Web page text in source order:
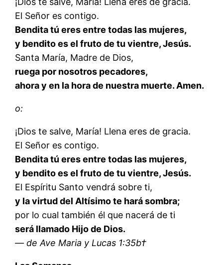
El Señor es contigo.
Bendita tú eres entre todas las mujeres,
y bendito es el fruto de tu vientre, Jesús.
Santa María, Madre de Dios,
ruega por nosotros pecadores,
ahora y en la hora de nuestra muerte. Amen.
o:
¡Dios te salve, María! Llena eres de gracia.
El Señor es contigo.
Bendita tú eres entre todas las mujeres,
y bendito es el fruto de tu vientre, Jesús.
El Espíritu Santo vendrá sobre ti,
y la virtud del Altísimo te hará sombra;
por lo cual también él que nacerá de ti
será llamado Hijo de Dios.
— de Ave Maria y Lucas 1:35b†